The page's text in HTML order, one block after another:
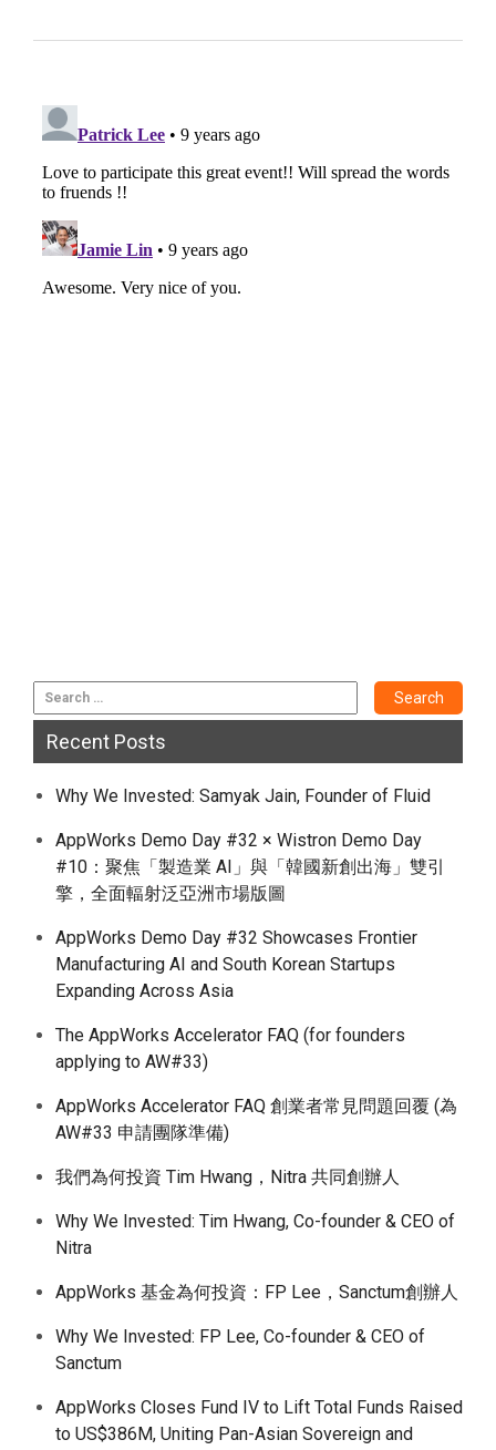
Recent Posts
Why We Invested: Samyak Jain, Founder of Fluid
AppWorks Demo Day #32 × Wistron Demo Day
#10：聚焦「製造業 AI」與「韓國新創出海」雙引
擎，全面輻射泛亞洲市場版圖
AppWorks Demo Day #32 Showcases Frontier
Manufacturing AI and South Korean Startups
Expanding Across Asia
The AppWorks Accelerator FAQ (for founders
applying to AW#33)
AppWorks Accelerator FAQ 創業者常見問題回覆 (為
AW#33 申請團隊準備)
我們為何投資 Tim Hwang，Nitra 共同創辦人
Why We Invested: Tim Hwang, Co-founder & CEO of
Nitra
AppWorks 基金為何投資：FP Lee，Sanctum創辦人
Why We Invested: FP Lee, Co-founder & CEO of
Sanctum
AppWorks Closes Fund IV to Lift Total Funds Raised
to US$386M, Uniting Pan-Asian Sovereign and